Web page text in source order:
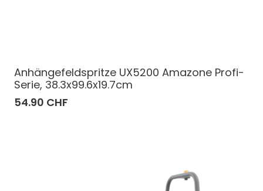
Anhängefeldspritze UX5200 Amazone Profi-
Serie, 38.3x99.6x19.7cm
54.90 CHF